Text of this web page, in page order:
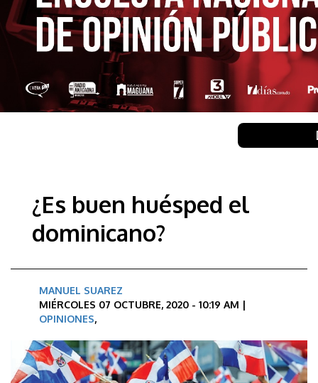
¿Es buen huésped el
dominicano?
MANUEL SUAREZ
MIÉRCOLES 07 OCTUBRE, 2020 - 10:19 AM |
OPINIONES,